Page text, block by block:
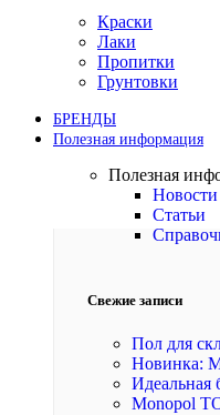
Краски
Лаки
Пропитки
Грунтовки
БРЕНДЫ
Полезная информация
Полезная
Новости
Статьи
Свежие записи
Пол для
Новинка:
Идеальная
Monopol